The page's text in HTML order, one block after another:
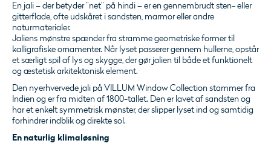
En jali – der betyder ”net” på hindi – er en gennembrudt sten- eller
gitterflade, ofte udskåret i sandsten, marmor eller andre
naturmaterialer.
Jaliens mønstre spænder fra stramme geometriske former til
kalligrafiske ornamenter. Når lyset passerer gennem hullerne, opstår
et særligt spil af lys og skygge, der gør jalien til både et funktionelt
og æstetisk arkitektonisk element.
Den nyerhvervede jali på VILLUM Window Collection stammer fra
Indien og er fra midten af 1800-tallet. Den er lavet af sandsten og
har et enkelt symmetrisk mønster, der slipper lyset ind og samtidig
forhindrer indblik og direkte sol.
En naturlig klimaløsning